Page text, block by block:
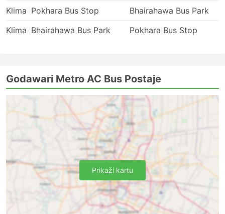
Klima Pokhara Bus Stop
Bhairahawa Bus Park
Klima Bhairahawa Bus Park Pokhara Bus Stop
Godawari Metro AC Bus Postaje
Prikaži kartu